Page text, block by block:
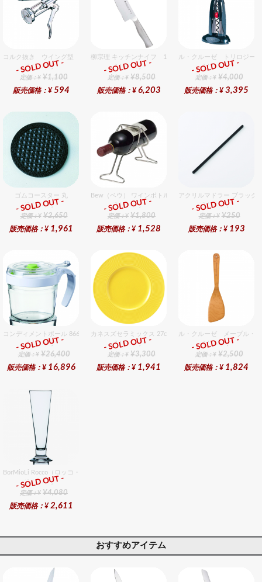
コルク抜き ウイング型 クローム
総合ﾗﾝｷﾝｸﾞ
定価：¥ ¥1,100
販売価格：¥ 594
- SOLD OUT -
柳宗理 キッチンナイフ 18cm
総合ﾗﾝｷﾝｸﾞ
定価：¥ ¥8,500
販売価格：¥ 6,203
- SOLD OUT -
ル・クルーゼ トリロジー
総合ﾗﾝｷﾝｸﾞ
定価：¥ ¥4,000
販売価格：¥ 3,395
- SOLD OUT -
ゴムコースター 丸
総合ﾗﾝｷﾝｸﾞ
定価：¥ ¥2,650
販売価格：¥ 1,961
- SOLD OUT -
Bew（ベウ） ワインボトルラック L
総合ﾗﾝｷﾝｸﾞ
定価：¥ ¥1,800
販売価格：¥ 1,528
- SOLD OUT -
アクリルマドラー ブラック
総合ﾗﾝｷﾝｸﾞ
定価：¥ ¥250
販売価格：¥ 193
- SOLD OUT -
コンディメントボール 8660 48個入りセット
総合ﾗﾝｷﾝｸﾞ
定価：¥ ¥26,400
販売価格：¥ 16,896
- SOLD OUT -
カネスズセラミックス 27cmディナー（LeMon）
総合ﾗﾝｷﾝｸﾞ
定価：¥ ¥3,300
販売価格：¥ 1,941
- SOLD OUT -
ル・クルーゼ メープル・
総合ﾗﾝｷﾝｸﾞ
定価：¥ ¥2,500
販売価格：¥ 1,824
- SOLD OUT -
BorMioLi Rocco（ロッコ・ボリミオり） パラディオ ピルスナー0.25 6個入りセット
総合ﾗﾝｷﾝｸﾞ
定価：¥ ¥4,080
販売価格：¥ 2,611
- SOLD OUT -
おすすめアイテム